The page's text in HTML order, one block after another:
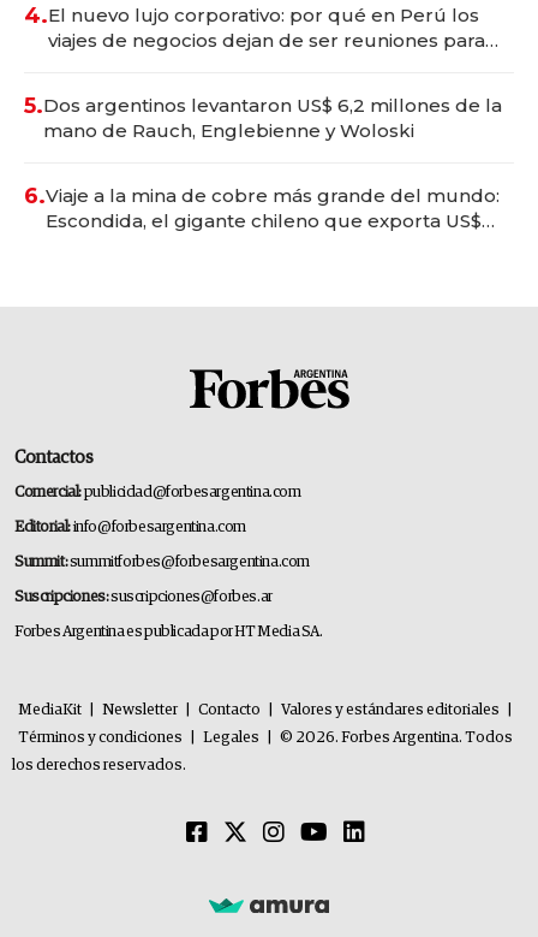
4.El nuevo lujo corporativo: por qué en Perú los
viajes de negocios dejan de ser reuniones para
5.Dos argentinos levantaron US$ 6,2 millones de la
mano de Rauch, Englebienne y Woloski
6.Viaje a la mina de cobre más grande del mundo:
Escondida, el gigante chileno que exporta US$
Contactos
Comercial:publicidad@forbesargentina.com
Editorial:info@forbesargentina.com
Summit:summitforbes@forbesargentina.com
Suscripciones:suscripciones@forbes.ar
Forbes Argentina es publicada por HT Media SA.
MediaKit Newsletter Contacto Valores y estándares editoriales
Términos y condiciones
Legales
© 2026. Forbes Argentina. Todos
los derechos reservados.